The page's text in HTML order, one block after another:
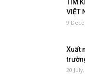
TÌM
VIỆT
9
Xuất
20